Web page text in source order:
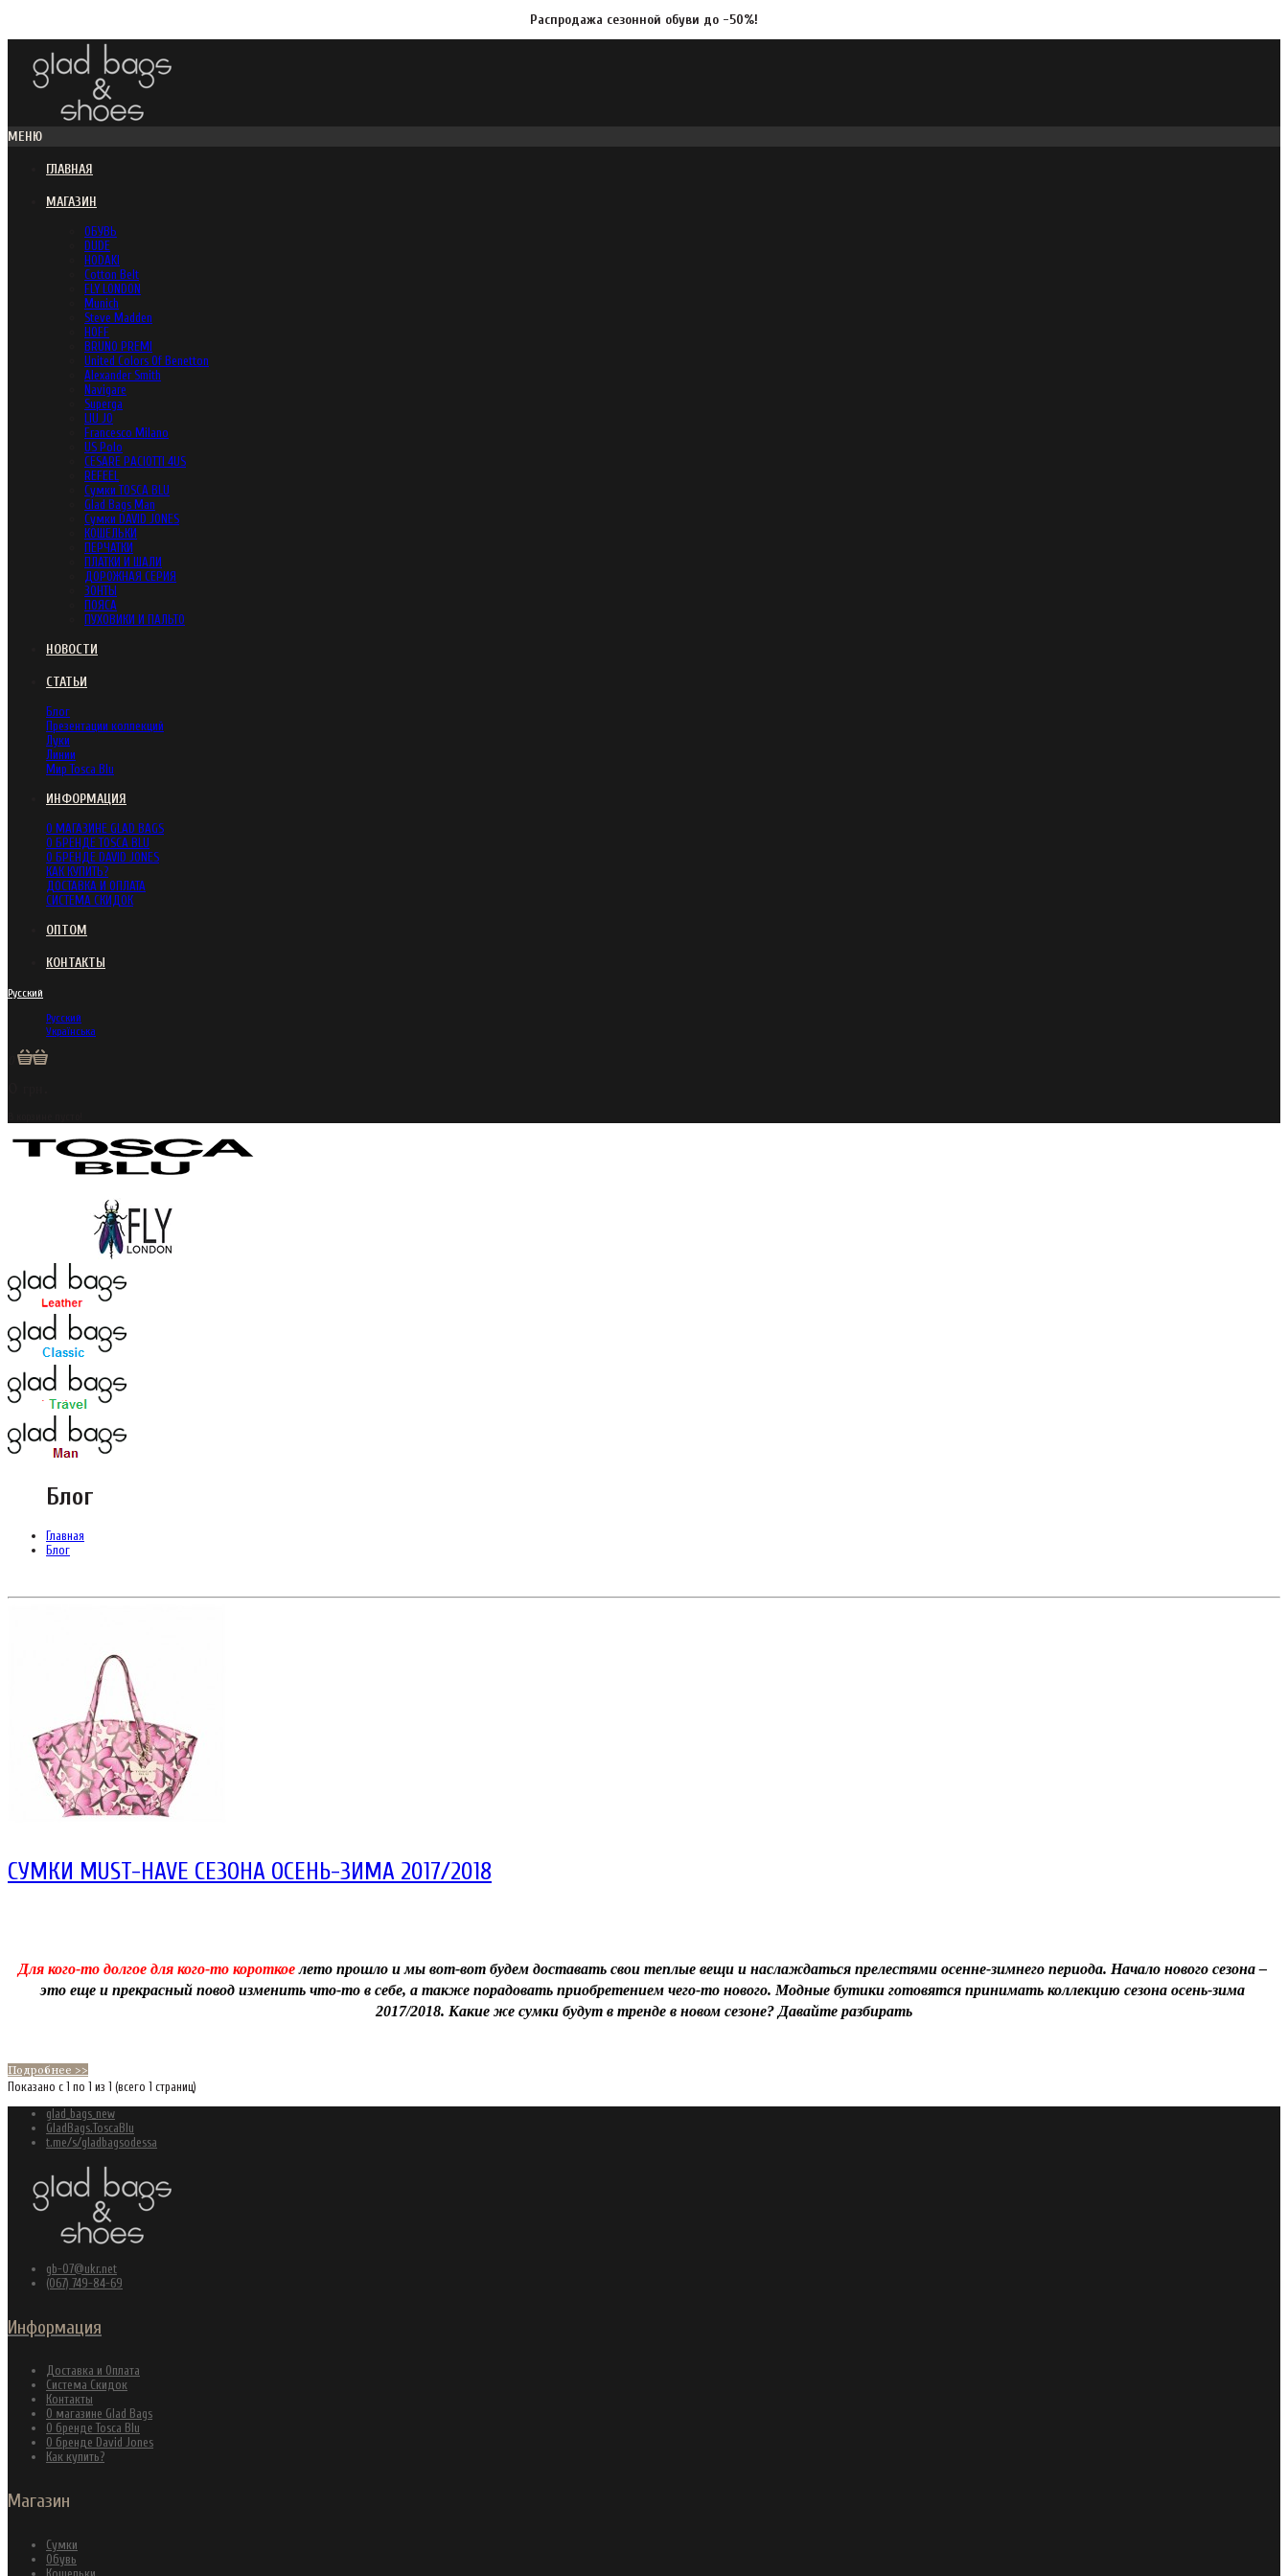
Распродажа сезонной обуви до -50%!
МЕНЮ
ГЛАВНАЯ
МАГАЗИН
ОБУВЬ
DUDE
HODAKI
Cotton Belt
FLY LONDON
Munich
Steve Madden
HOFF
BRUNO PREMI
United Colors Of Benetton
Alexander Smith
Navigare
Superga
LIU JO
Francesco Milano
US Polo
CESARE PACIOTTI 4US
REFEEL
Сумки TOSCA BLU
Glad Bags Man
Сумки DAVID JONES
КОШЕЛЬКИ
ПЕРЧАТКИ
ПЛАТКИ И ШАЛИ
ДОРОЖНАЯ СЕРИЯ
ЗОНТЫ
ПОЯСА
ПУХОВИКИ И ПАЛЬТО
НОВОСТИ
СТАТЬИ
Блог
Презентации коллекций
Луки
Линии
Мир Tosca Blu
ИНФОРМАЦИЯ
О МАГАЗИНЕ GLAD BAGS
О БРЕНДЕ TOSCA BLU
О БРЕНДЕ DAVID JONES
КАК КУПИТЬ?
ДОСТАВКА И ОПЛАТА
СИСТЕМА СКИДОК
ОПТОМ
КОНТАКТЫ
Русский
Русский
Українська
Блог
Главная
Блог
СУМКИ MUST-HAVE СЕЗОНА ОСЕНЬ-ЗИМА 2017/2018
Для кого-то долгое для кого-то короткое лето прошло и мы вот-вот будем доставать свои теплые вещи и наслаждаться прелестями осенне-зимнего периода. Начало нового сезона –
это еще и прекрасный повод изменить что-то в себе, а также порадовать приобретением чего-то нового. Модные бутики готовятся принимать коллекцию сезона осень-зима
2017/2018. Какие же сумки будут в тренде в новом сезоне? Давайте разбирать
Подробнее >>
Показано с 1 по 1 из 1 (всего 1 страниц)
glad_bags_new
GladBags.ToscaBlu
t.me/s/gladbagsodessa
gb-07@ukr.net
(067) 749-84-69
Информация
Доставка и Оплата
Система Скидок
Контакты
О магазине Glad Bags
О бренде Tosca Blu
О бренде David Jones
Как купить?
Магазин
Сумки
Обувь